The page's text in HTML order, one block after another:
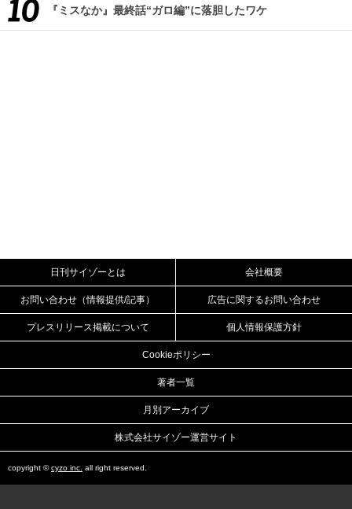
『ミスなか』最終話“ガロ編”に落胆したワケ
日刊サイゾーとは 会社概要
お問い合わせ（情報提供/記事） 広告に関するお問い合わせ
プレスリリース掲載について 個人情報保護方針
Cookieポリシー
著者一覧
月別アーカイブ
株式会社サイゾー運営サイト
copyright ©cyzo inc. all right reserved.